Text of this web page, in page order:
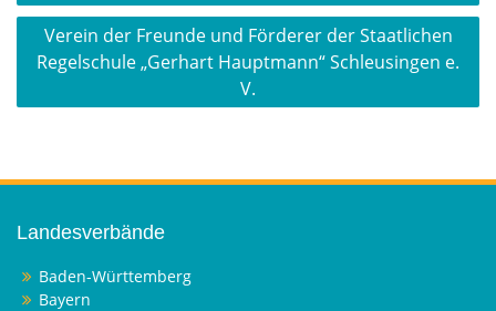
Verein der Freunde und Förderer der Staatlichen
Regelschule „Gerhart Hauptmann“ Schleusingen e.
V.
Landesverbände
Baden-Württemberg
Bayern